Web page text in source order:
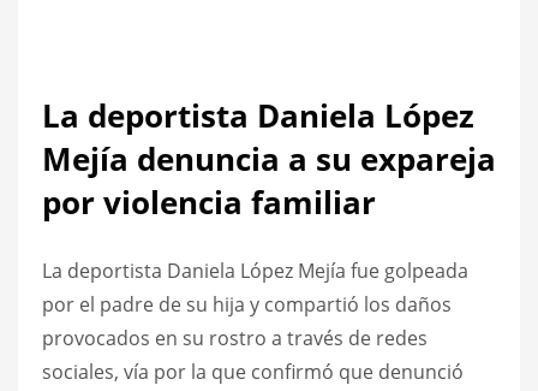
La deportista Daniela López
Mejía denuncia a su expareja
por violencia familiar
La deportista Daniela López Mejía fue golpeada
por el padre de su hija y compartió los daños
provocados en su rostro a través de redes
sociales, vía por la que confirmó que denunció